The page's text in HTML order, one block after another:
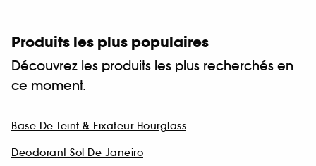
Produits les plus populaires
Découvrez les produits les plus recherchés en
ce moment.
Base De Teint & Fixateur Hourglass
Deodorant Sol De Janeiro